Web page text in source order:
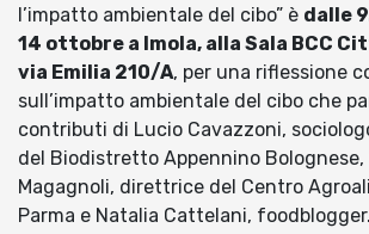
l’impatto ambientale del cibo” è dalle
14 ottobre a Imola, alla Sala BCC
via Emilia 210/A, per una riflessione
sull’impatto ambientale del cibo che
contributi di Lucio Cavazzoni,
del Biodistretto Appennino
Magagnoli, direttrice del Centro
Parma e Natalia Cattelani,